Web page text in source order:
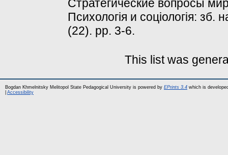
Стратегические вопросы
Психологія и соціологія: зб.
(22). pp. 3-6.
This list was
Bogdan Khmelnitsky Melitopol State Pedagogical University is powered by EPrints 3.4 which is
Accessibility